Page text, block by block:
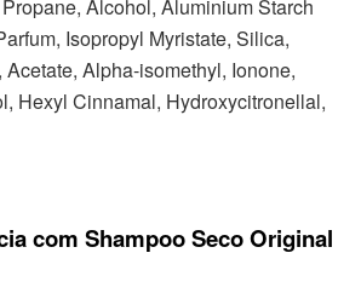
Alcohol, Aluminium Starch
Isopropyl Myristate, Silica,
Acetate, Alpha-isomethyl, Ionone,
Hexyl Cinnamal, Hydroxycitronellal,
com Shampoo Seco Original